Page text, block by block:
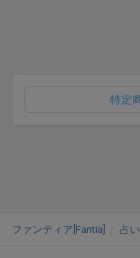
特定
ファンティア[Fantia] 占い